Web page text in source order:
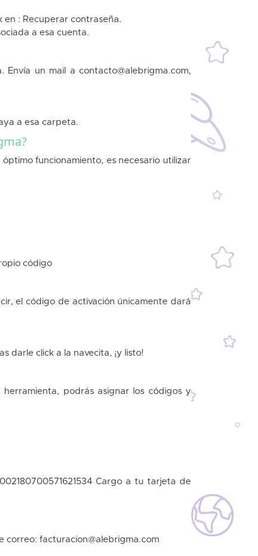
: Recuperar contraseña.
a esa cuenta.
un mail a contacto@alebrigma.com,
a esa carpeta.
funcionamiento, es necesario utilizar
código
el código de activación únicamente dará
darle click a la navecita, ¡y listo!
podrás asignar los códigos y
Cargo a tu tarjeta de
correo: facturacion@alebrigma.com